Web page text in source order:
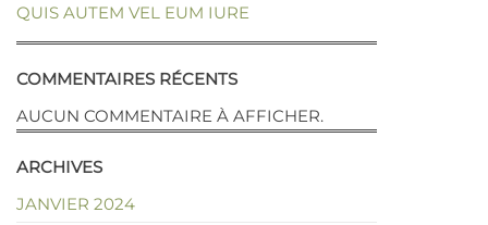
QUIS AUTEM VEL EUM IURE
COMMENTAIRES RÉCENTS
AUCUN COMMENTAIRE À AFFICHER.
ARCHIVES
JANVIER 2024